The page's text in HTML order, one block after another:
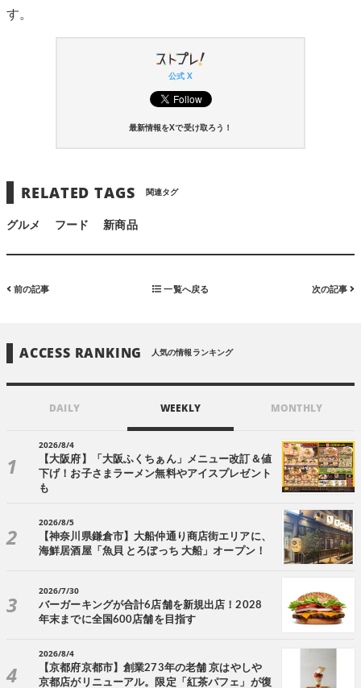
す。
公式 X
最新情報をXで受け取ろう！
RELATED TAGS 関連タグ
グルメ フード 新商品
前の記事 一覧へ戻る 次の記事
ACCESS RANKING 人気の情報ランキング
DAILY WEEKLY MONTHLY
2026/8/4
【大阪府】「大阪ふくちぁん」メニュー改訂＆値
下げ！お子さまラーメン無料やアイスプレゼント
も
2026/8/5
【神奈川県鎌倉市】大船仲通り商店街エリアに、
海鮮居酒屋「魚貝 とろぼっち 大船」オープン！
2026/7/30
バーガーキングが合計6店舗を新規出店！2028
年末までに全国600店舗を目指す
2026/8/4
【京都府京都市】創業273年の老舗 京はやしや
京都店がリニューアル。限定「紅茶パフェ」が復